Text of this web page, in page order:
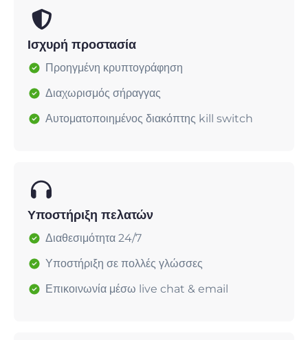
Ισχυρή προστασία
Προηγμένη κρυπτογράφηση
Διαχωρισμός σήραγγας
Αυτοματοποιημένος διακόπτης kill switch
Υποστήριξη πελατών
Διαθεσιμότητα 24/7
Υποστήριξη σε πολλές γλώσσες
Επικοινωνία μέσω live chat & email